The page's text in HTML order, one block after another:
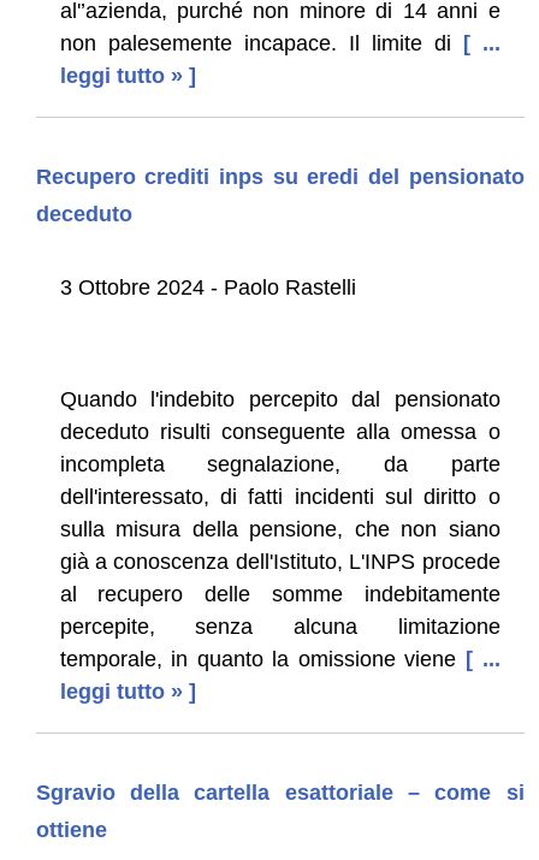
al'’azienda, purché non minore di 14 anni e
non palesemente incapace. Il limite di [ ...
leggi tutto » ]
Recupero crediti inps su eredi del pensionato
deceduto
3 Ottobre 2024 - Paolo Rastelli
Quando l'indebito percepito dal pensionato
deceduto risulti conseguente alla omessa o
incompleta segnalazione, da parte
dell'interessato, di fatti incidenti sul diritto o
sulla misura della pensione, che non siano
già a conoscenza dell'Istituto, L'INPS procede
al recupero delle somme indebitamente
percepite, senza alcuna limitazione
temporale, in quanto la omissione viene [ ...
leggi tutto » ]
Sgravio della cartella esattoriale – come si
ottiene